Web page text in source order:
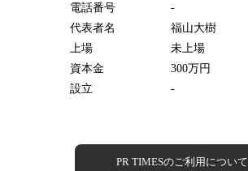
電話番号
-
代表者名
福山大樹
上場
未上場
資本金
300万円
設立
-
PR TIMESのご利用について